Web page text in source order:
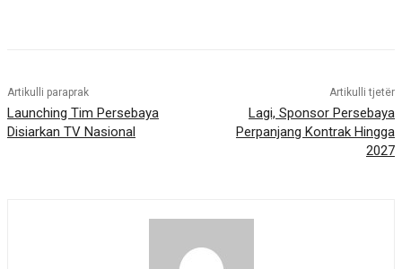
Artikulli paraprak
Launching Tim Persebaya
Disiarkan TV Nasional
Artikulli tjetër
Lagi, Sponsor Persebaya
Perpanjang Kontrak Hingga
2027